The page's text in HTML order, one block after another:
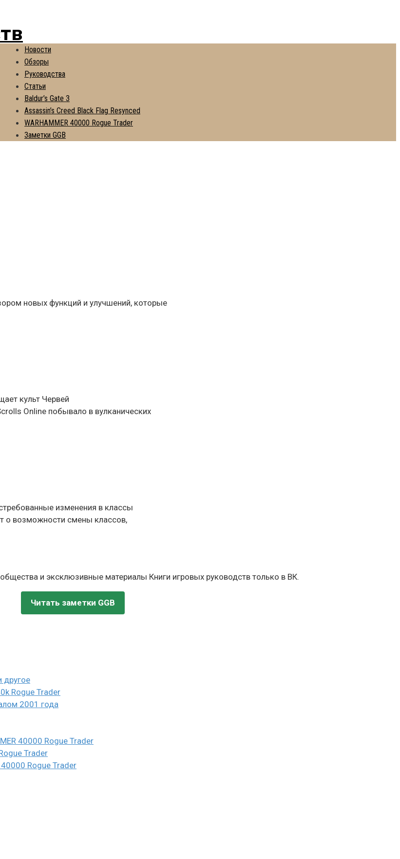
Новости
Обзоры
Руководства
Статьи
Baldur’s Gate 3
Assassin’s Creed Black Flag Resynced
WARHAMMER 40000 Rogue Trader
Заметки GGB
новых функций и улучшений, которые
культ Червей
Online побывало в вулканических
изменения в классы
о возможности смены классов,
и эксклюзивные материалы Книги игровых руководств только в ВК.
Читать заметки GGB
другое
Rogue Trader
2001 года
40000 Rogue Trader
Trader
Rogue Trader